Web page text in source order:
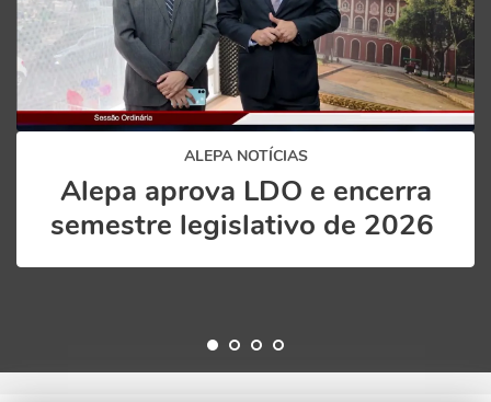
ALEPA NOTÍCIAS
Alepa aprova LDO e encerra
semestre legislativo de 2026